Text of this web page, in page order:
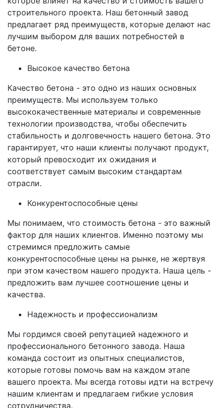
строительного проекта. Наш бетонный завод
предлагает ряд преимуществ, которые делают нас
лучшим выбором для ваших потребностей в
бетоне.
Высокое качество бетона
Качество бетона - это одно из наших основных
преимуществ. Мы используем только
высококачественные материалы и современные
технологии производства, чтобы обеспечить
стабильность и долговечность нашего бетона. Это
гарантирует, что наши клиенты получают продукт,
который превосходит их ожидания и
соответствует самым высоким стандартам
отрасли.
Конкурентоспособные цены
Мы понимаем, что стоимость бетона - это важный
фактор для наших клиентов. Именно поэтому мы
стремимся предложить самые
конкурентоспособные цены на рынке, не жертвуя
при этом качеством нашего продукта. Наша цель -
предложить вам лучшее соотношение цены и
качества.
Надежность и профессионализм
Мы гордимся своей репутацией надежного и
профессионального бетонного завода. Наша
команда состоит из опытных специалистов,
которые готовы помочь вам на каждом этапе
вашего проекта. Мы всегда готовы идти на встречу
нашим клиентам и предлагаем гибкие условия
сотрудничества.